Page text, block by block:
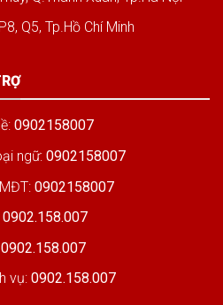
Q5, Tp.Hồ Chí Minh
0902158007
ngữ: 0902158007
0902158007
0902.158.007
0902.158.007
vụ: 0902.158.007